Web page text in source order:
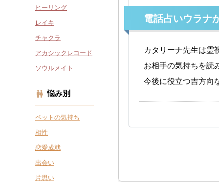
電話占いウラナ
カタリーナ先生は霊
お相手の気持ちを読
今後に役立つ吉方向
ヒーリング
レイキ
チャクラ
アカシックレコード
ソウルメイト
悩み別
ペットの気持ち
相性
恋愛成就
出会い
片思い